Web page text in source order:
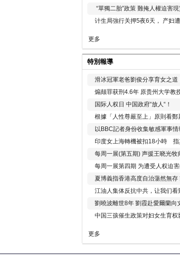
“單獨二胎”政策 難掩人權迫害
计生局強行关押5夜6天， 产妇
更多
特別報導
滑冰冠軍老爸劉俊分享育女之
煽颠罪获刑4.6年 原贵州大学教
国际人权日 中国政府“放人“！
根據「人性尊嚴至上」原則看鄭
以BBC記者身份收集敏感軍事
印度女上海轉機被扣18小時 指
每周一展(第五期) 声援王晓光牧
每周一展第四期 为遭受人权迫
夏博義指香港高度自治蕩然無
江油人集体反抗中共，让我们看
劉曉波離世8年 劉霞赴愛爾蘭向
中国三孩催生政策对妇女生育权
更多